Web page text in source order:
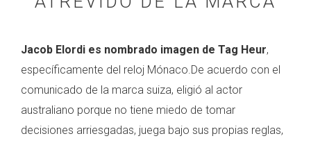
Jacob Elordi es nombrado imagen de Tag Heur,
específicamente del reloj Mónaco.De acuerdo con el
comunicado de la marca suiza, eligió al actor
australiano porque no tiene miedo de tomar
decisiones arriesgadas, juega bajo sus propias reglas,